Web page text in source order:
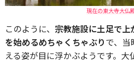
現在の東大寺大仏
このように、 宗教施設に土足で上
を始めるめちゃくちゃぶり で、当
える姿が目に浮かぶようです。